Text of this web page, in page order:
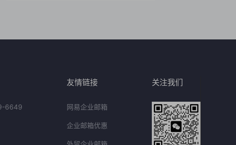
6649
友情链接
网易企业邮箱
企业邮箱优惠
关注我们